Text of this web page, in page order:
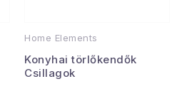
Home Elements
Konyhai törlőkendők
Csillagok